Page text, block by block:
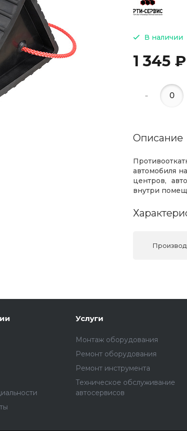
В наличии
1 345 ₽
-
Описание
автомобиля
центров,
внутри
Услуги
Монтаж оборудования
Ремонт оборудования
Ремонт инструмента
Техническое обслуживание
автосервисов